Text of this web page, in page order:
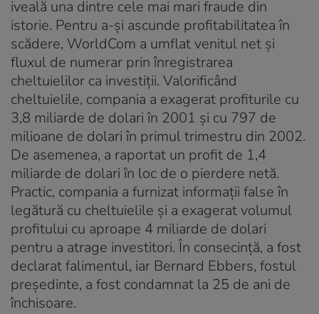
iveală una dintre cele mai mari fraude din
istorie. Pentru a-și ascunde profitabilitatea în
scădere, WorldCom a umflat venitul net și
fluxul de numerar prin înregistrarea
cheltuielilor ca investiții. Valorificând
cheltuielile, compania a exagerat profiturile cu
3,8 miliarde de dolari în 2001 și cu 797 de
milioane de dolari în primul trimestru din 2002.
De asemenea, a raportat un profit de 1,4
miliarde de dolari în loc de o pierdere netă.
Practic, compania a furnizat informații false în
legătură cu cheltuielile și a exagerat volumul
profitului cu aproape 4 miliarde de dolari
pentru a atrage investitori. În consecință, a fost
declarat falimentul, iar Bernard Ebbers, fostul
președinte, a fost condamnat la 25 de ani de
închisoare.